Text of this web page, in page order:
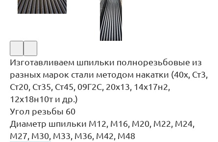
Изготавливаем шпильки полнорезьбовые из
разных марок стали методом накатки (40х, Ст3,
Ст20, Ст35, Ст45, 09Г2С, 20х13, 14х17н2,
12х18н10т и др.)
Угол резьбы 60
Диаметр шпильки М12, М16, М20, М22, М24,
М27, М30, М33, М36, М42, М48